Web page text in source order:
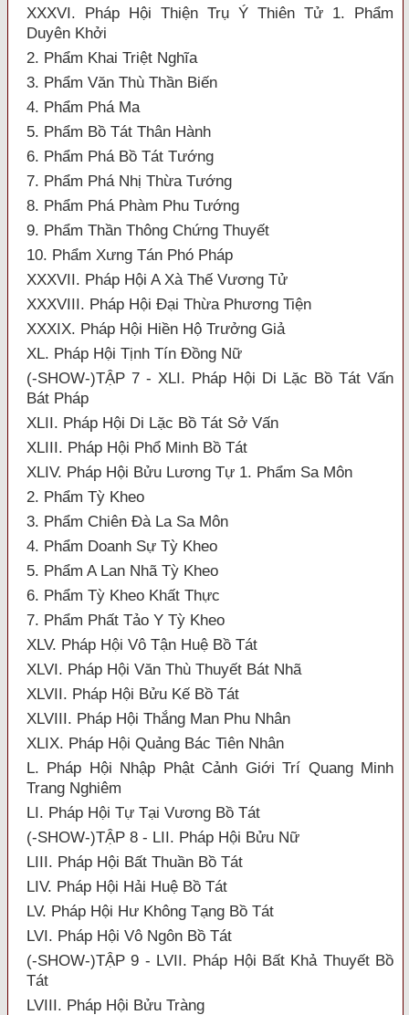
XXXVI. Pháp Hội Thiện Trụ Ý Thiên Tử 1. Phẩm
Duyên Khởi
2. Phẩm Khai Triệt Nghĩa
3. Phẩm Văn Thù Thần Biến
4. Phẩm Phá Ma
5. Phẩm Bồ Tát Thân Hành
6. Phẩm Phá Bồ Tát Tướng
7. Phẩm Phá Nhị Thừa Tướng
8. Phẩm Phá Phàm Phu Tướng
9. Phẩm Thần Thông Chứng Thuyết
10. Phẩm Xưng Tán Phó Pháp
XXXVII. Pháp Hội A Xà Thế Vương Tử
XXXVIII. Pháp Hội Đại Thừa Phương Tiện
XXXIX. Pháp Hội Hiền Hộ Trưởng Giả
XL. Pháp Hội Tịnh Tín Đồng Nữ
(-SHOW-)TẬP 7 - XLI. Pháp Hội Di Lặc Bồ Tát Vấn
Bát Pháp
XLII. Pháp Hội Di Lặc Bồ Tát Sở Vấn
XLIII. Pháp Hội Phổ Minh Bồ Tát
XLIV. Pháp Hội Bửu Lương Tự 1. Phẩm Sa Môn
2. Phẩm Tỳ Kheo
3. Phẩm Chiên Đà La Sa Môn
4. Phẩm Doanh Sự Tỳ Kheo
5. Phẩm A Lan Nhã Tỳ Kheo
6. Phẩm Tỳ Kheo Khất Thực
7. Phẩm Phất Tảo Y Tỳ Kheo
XLV. Pháp Hội Vô Tận Huệ Bồ Tát
XLVI. Pháp Hội Văn Thù Thuyết Bát Nhã
XLVII. Pháp Hội Bửu Kế Bồ Tát
XLVIII. Pháp Hội Thắng Man Phu Nhân
XLIX. Pháp Hội Quảng Bác Tiên Nhân
L. Pháp Hội Nhập Phật Cảnh Giới Trí Quang Minh
Trang Nghiêm
LI. Pháp Hội Tự Tại Vương Bồ Tát
(-SHOW-)TẬP 8 - LII. Pháp Hội Bửu Nữ
LIII. Pháp Hội Bất Thuần Bồ Tát
LIV. Pháp Hội Hải Huệ Bồ Tát
LV. Pháp Hội Hư Không Tạng Bồ Tát
LVI. Pháp Hội Vô Ngôn Bồ Tát
(-SHOW-)TẬP 9 - LVII. Pháp Hội Bất Khả Thuyết Bồ
Tát
LVIII. Pháp Hội Bửu Tràng